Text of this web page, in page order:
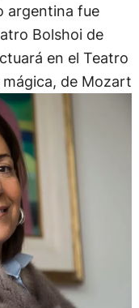
argentina fue
Bolshoi de
en el Teatro
de Mozart